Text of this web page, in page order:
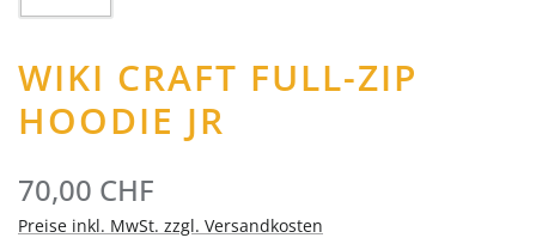
WIKI CRAFT FULL-ZIP
HOODIE JR
70,00 CHF
Preise inkl. MwSt. zzgl. Versandkosten